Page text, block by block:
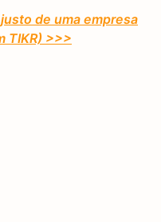
de uma empresa
TIKR) >>>